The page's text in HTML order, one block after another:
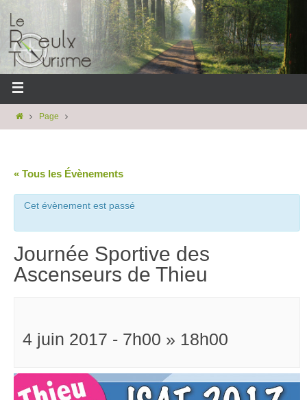
Page
« Tous les Évènements
Cet évènement est passé
Journée Sportive des
Ascenseurs de Thieu
4 juin 2017 - 7h00 » 18h00